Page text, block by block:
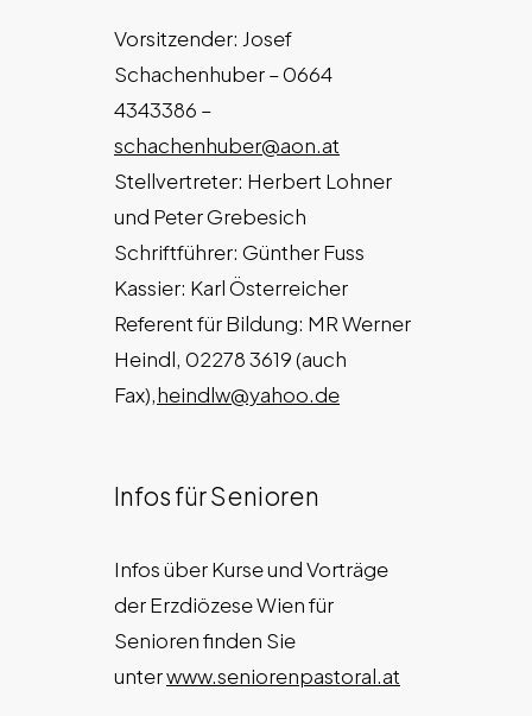
Vorsitzender: Josef
Schachenhuber – 0664
4343386 –
schachenhuber@aon.at
Stellvertreter: Herbert Lohner
und Peter Grebesich
Schriftführer: Günther Fuss
Kassier: Karl Österreicher
Referent für Bildung: MR Werner
Heindl, 02278 3619 (auch
Fax),heindlw@yahoo.de
Infos für Senioren
Infos über Kurse und Vorträge
der Erzdiözese Wien für
Senioren finden Sie
unterwww.seniorenpastoral.at